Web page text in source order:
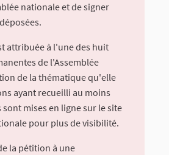
nationale et de signer
attribuée à l'une des huit
de l'Assemblée
de la thématique qu'elle
ayant recueilli au moins
sont mises en ligne sur le site
pour plus de visibilité.
la pétition à une